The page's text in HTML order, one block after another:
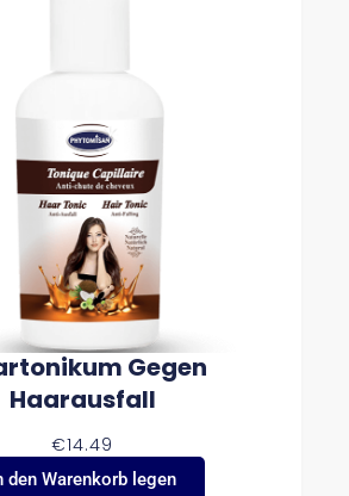
Gegen
Haarausfall
€14.49
den Warenkorb legen